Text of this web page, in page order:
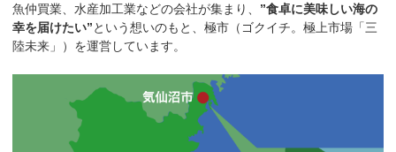
魚仲買業、水産加工業などの会社が集まり、 ”食卓に美味しい海の
幸を届けたい”という想いのもと、極市（ゴクイチ。極上市場「三
陸未来」）を運営しています。